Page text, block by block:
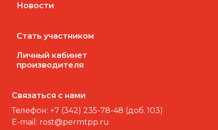
Новости
Стать участником
Личный кабинет
производителя
Связаться с нами
Телефон: +7 (342) 235-78-48 (доб. 103)
E-mail: rost@permtpp.ru